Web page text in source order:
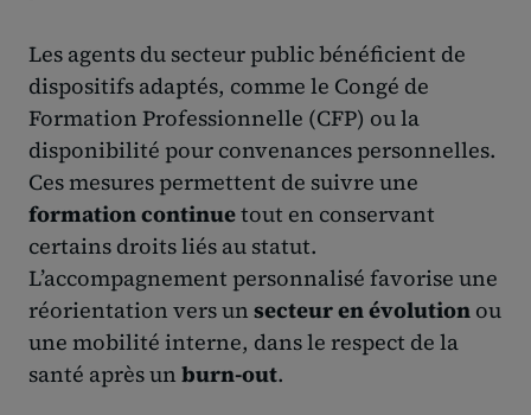
Les agents du secteur public bénéficient de
dispositifs adaptés, comme le Congé de
Formation Professionnelle (CFP) ou la
disponibilité pour convenances personnelles.
Ces mesures permettent de suivre une
formation continuetout en conservant
certains droits liés au statut.
L’accompagnement personnalisé favorise une
réorientation vers un secteur en évolution ou
une mobilité interne, dans le respect de la
santé après un burn-out.